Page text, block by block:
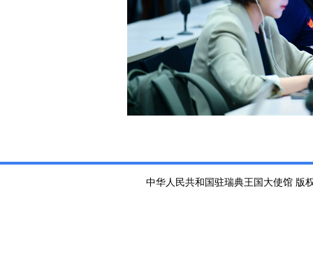
中华人民共和国驻瑞典王国大使馆 版